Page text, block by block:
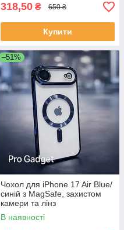
318,50 ₴ 650 ₴
Купити
–51%
Чохол для iPhone 17 Air Blue/
синій з MagSafe, захистом
камери та лінз
В наявності